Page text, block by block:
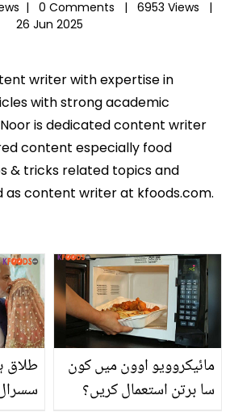
| 0 Comments |
6953 Views |
26 Jun 2025
writer with expertise in
with strong academic
is dedicated content writer
content especially food
& tricks related topics and
content writer at kfoods.com.
طلاق
مائیکروویو اوون میں کون
سا برتن استعمال کریں؟